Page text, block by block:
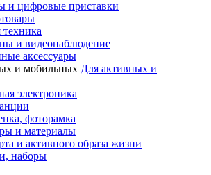
и цифровые приставки
и видеонаблюдение
аксессуары
Для активных и
электроника
фоторамка
и материалы
и активного образа жизни
наборы